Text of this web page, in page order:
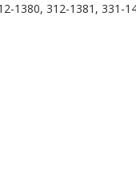
1380, 312-1381, 331-